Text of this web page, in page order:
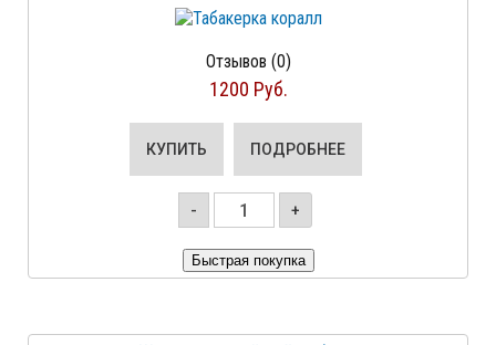
Отзывов (0)
1200 Руб.
КУПИТЬ ПОДРОБНЕЕ
- +